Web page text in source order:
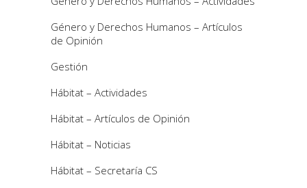
Género y Derechos Humanos – Artículos
de Opinión
Gestión
Hábitat – Actividades
Hábitat – Artículos de Opinión
Hábitat – Noticias
Hábitat – Secretaría CS